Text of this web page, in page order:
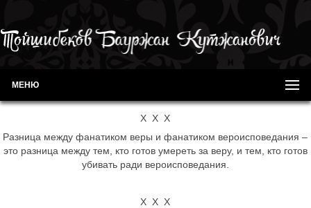
МЕНЮ
Х Х Х
Разница между фанатиком веры и фанатиком вероисповедания –
это разница между тем, кто готов умереть за веру, и тем, кто готов
убивать ради вероисповедания.
Х Х Х